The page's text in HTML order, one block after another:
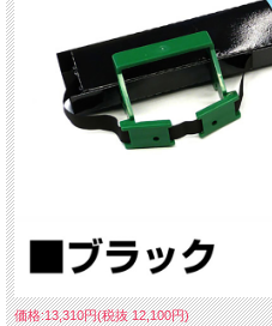
価格:13,310円(税抜 12,100円)